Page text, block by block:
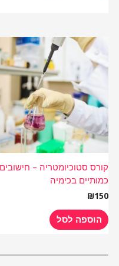
קורס סטוכיומטריה – חישובים
כמותיים בכימיה
₪150
הוספה לסל